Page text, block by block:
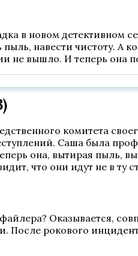
в новом детективном
навести чистоту.
не вышло. И теперь она
комитета
Саша была
она, вытирая пыль,
что они идут не в ту
Оказывается,
После рокового